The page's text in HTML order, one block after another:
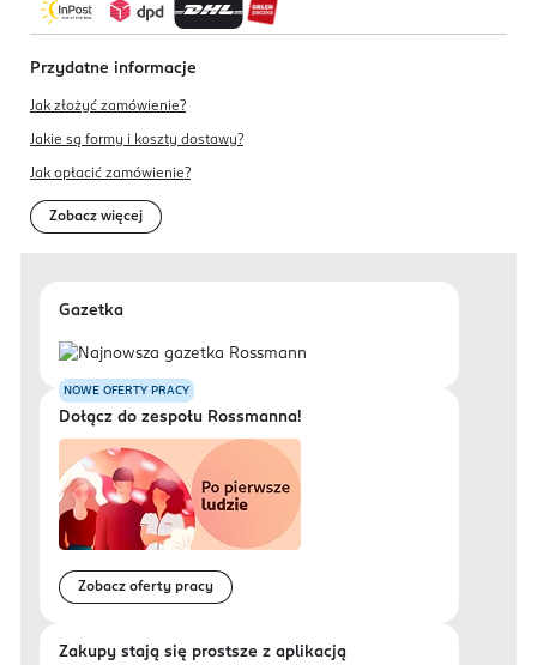
Przydatne informacje
Jak złożyć zamówienie?
Jakie są formy i koszty dostawy?
Jak opłacić zamówienie?
Zobacz więcej
Gazetka
NOWE OFERTY PRACY
Dołącz do zespołu Rossmanna!
Zobacz oferty pracy
Zakupy stają się prostsze z aplikacją